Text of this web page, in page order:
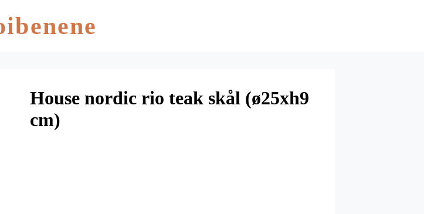
House nordic rio teak skål (ø25xh9
cm)